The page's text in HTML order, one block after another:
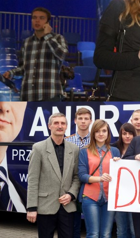
2021
wiece
2018
2019
2016
2019
2020
II Patronem Roku 2015
Roczniica Katastrofy Smoleńskiej
Europejskiego
2020